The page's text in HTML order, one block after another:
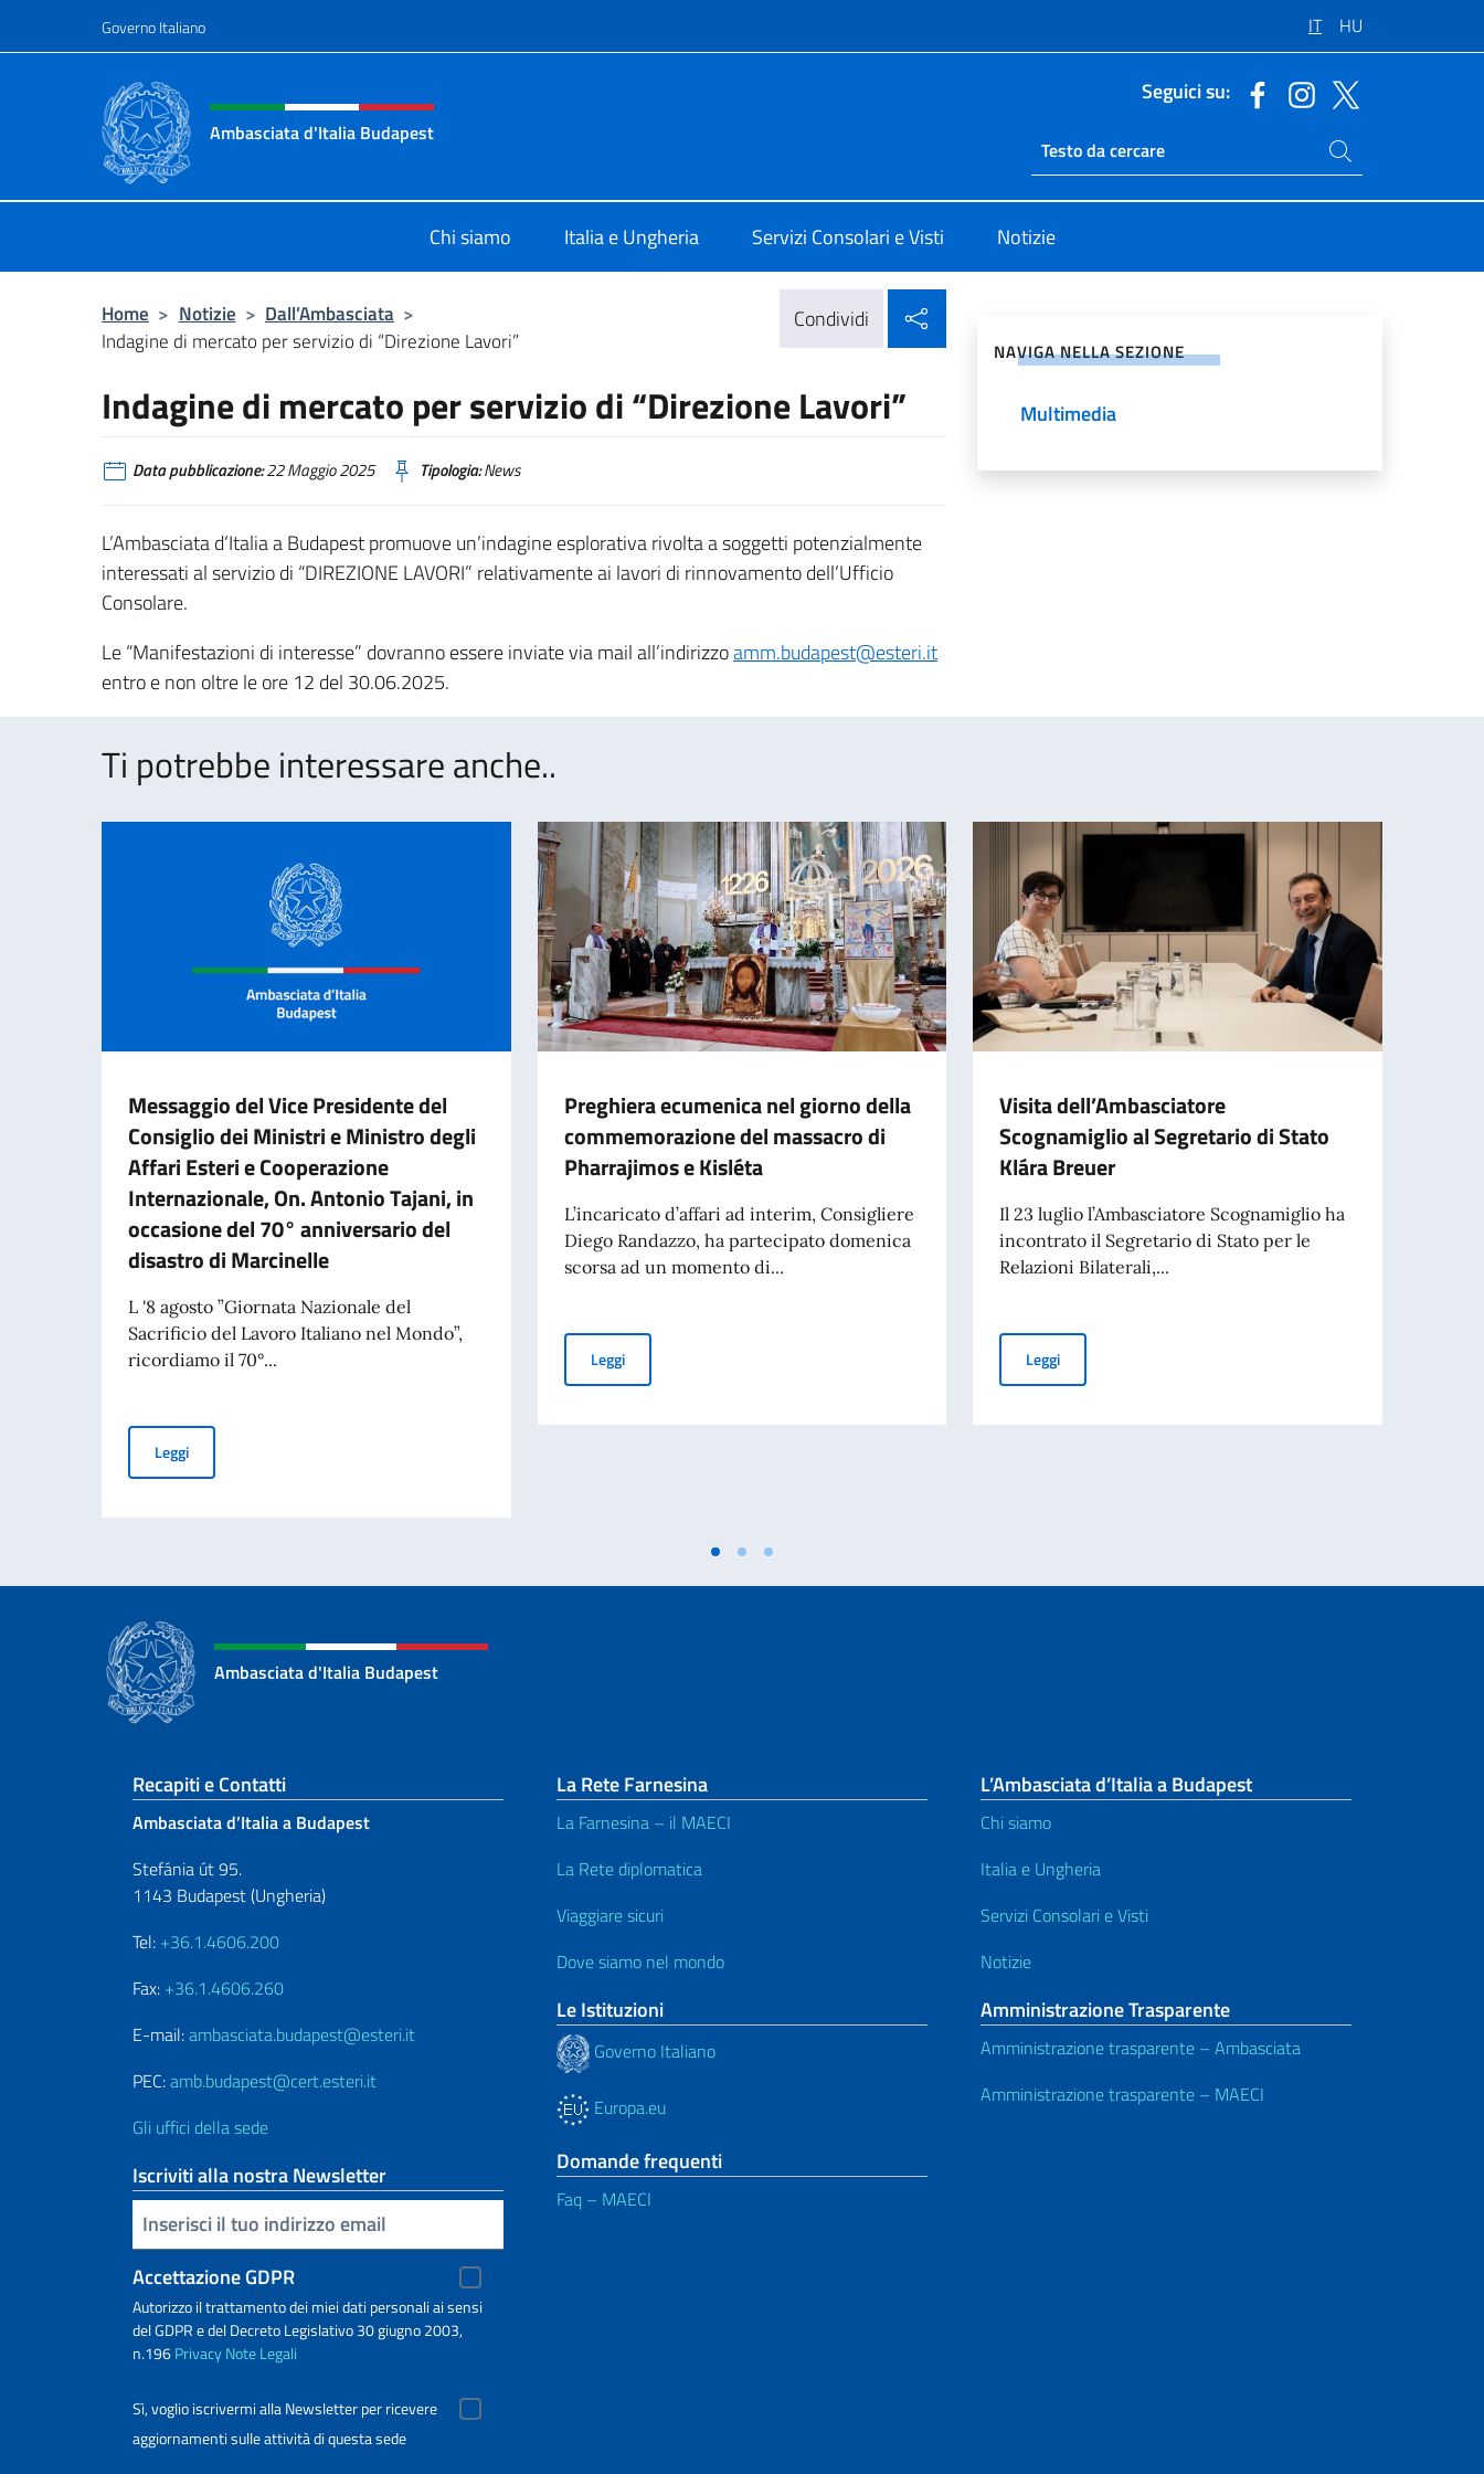
Governo Italiano IT HU
Intestazione sito, social e menù
Ambasciata d'Italia Budapest
Seguici su:
Ricerca sito live
Cerca nel sito
Chi siamo Italia e Ungheria Servizi Consolari e Visti Notizie
Home > Notizie > Dall’Ambasciata >
Indagine di mercato per servizio di “Direzione Lavori”
Condividi
Indagine di mercato per servizio di “Direzione Lavori”
Data pubblicazione:22 Maggio 2025 Tipologia:News
L’Ambasciata d’Italia a Budapest promuove un’indagine esplorativa rivolta a soggetti potenzialmente
interessati al servizio di “DIREZIONE LAVORI” relativamente ai lavori di rinnovamento dell’Ufficio
Consolare.
Le “Manifestazioni di interesse” dovranno essere inviate via mail all’indirizzoamm.budapest@esteri.it
entro e non oltre le ore 12 del 30.06.2025.
NAVIGA NELLA SEZIONE
Multimedia
Ti potrebbe interessare anche..
Messaggio del Vice Presidente del
Consiglio dei Ministri e Ministro degli
Affari Esteri e Cooperazione
Internazionale, On. Antonio Tajani, in
occasione del 70° anniversario del
disastro di Marcinelle
L '8 agosto ”Giornata Nazionale del
Sacrificio del Lavoro Italiano nel Mondo”,
ricordiamo il 70°...
LeggiMessaggio del Vice Presidente del Consiglio dei Ministri e Ministro degli Affari Esteri e Cooperazione Internazionale, On. Antonio Tajani, in occasione del 70° anniversario del disastro di Marcinelle
Preghiera ecumenica nel giorno della
commemorazione del massacro di
Pharrajimos e Kisléta
L’incaricato d’affari ad interim, Consigliere
Diego Randazzo, ha partecipato domenica
scorsa ad un momento di...
LeggiPreghiera ecumenica nel giorno della commemorazione del massacro di Pharrajimos e Kisléta
Visita dell’Ambasciatore
Scognamiglio al Segretario di Stato
Klára Breuer
Il 23 luglio l’Ambasciatore Scognamiglio ha
incontrato il Segretario di Stato per le
Relazioni Bilaterali,...
LeggiVisita dell’Ambasciatore Scognamiglio al Segretario di Stato
Ambasciata d'Italia Budapest
Sezione footer
Recapiti e Contatti
Ambasciata d’Italia a Budapest
Stefánia út 95.
1143 Budapest (Ungheria)
Tel: +36.1.4606.200
Fax: +36.1.4606.260
E-mail:ambasciata.budapest@esteri.it
PEC:amb.budapest@cert.esteri.it
Gli uffici della sede
Iscriviti alla nostra Newsletter
Inserisci la tua email
Accettazione GDPR
Autorizzo il trattamento dei miei dati personali ai sensi
del GDPR e del Decreto Legislativo 30 giugno 2003,
n.196PrivacyNote Legali
Sì, voglio iscrivermi alla Newsletter per ricevere
aggiornamenti sulle attività di questa sede
La Rete Farnesina
La Farnesina – il MAECI
La Rete diplomatica
Viaggiare sicuri
Dove siamo nel mondo
Le Istituzioni
Governo Italiano
Europa.eu
Domande frequenti
Faq – MAECI
L’Ambasciata d’Italia a Budapest
Chi siamo
Italia e Ungheria
Servizi Consolari e Visti
Notizie
Amministrazione Trasparente
Amministrazione trasparente – Ambasciata
Amministrazione trasparente – MAECI